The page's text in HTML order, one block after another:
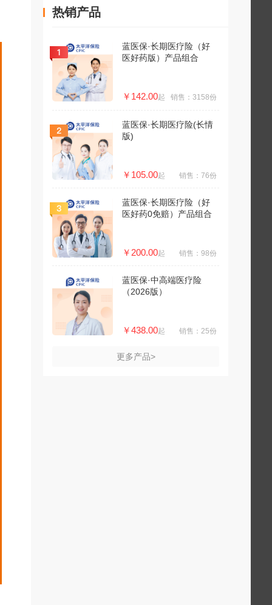
热销产品
蓝医保·长期医疗险（好
医好药版）产品组合
￥142.00起 销售：3158份
蓝医保·长期医疗险(长情
版)
￥105.00起 销售：76份
蓝医保·长期医疗险（好
医好药0免赔）产品组合
￥200.00起 销售：98份
蓝医保·中高端医疗险
（2026版）
￥438.00起 销售：25份
更多产品>